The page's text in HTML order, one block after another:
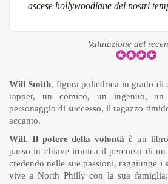
ascese hollywoodiane dei nostri
Valutazione del
Will Smith, figura poliedrica in grado di
rapper, un comico, un ingenuo,
personaggio di successo, il ragazzo
accanto.
Will. Il potere della volontà è un
passo in chiave ironica il percorso di
credendo nelle sue passioni, raggiunge
vive a North Philly con la sua famiglia;